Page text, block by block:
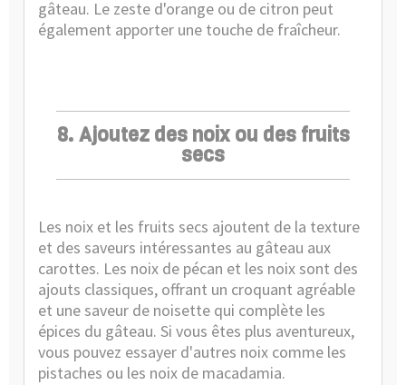
gâteau. Le zeste d'orange ou de citron peut
également apporter une touche de fraîcheur.
8. Ajoutez des noix ou des fruits
secs
Les noix et les fruits secs ajoutent de la texture
et des saveurs intéressantes au gâteau aux
carottes. Les noix de pécan et les noix sont des
ajouts classiques, offrant un croquant agréable
et une saveur de noisette qui complète les
épices du gâteau. Si vous êtes plus aventureux,
vous pouvez essayer d'autres noix comme les
pistaches ou les noix de macadamia.